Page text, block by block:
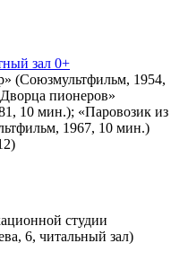
зал 0+
(Союзмультфильм, 1954,
пионеров»
10 мин.); «Паровозик из
1967, 10 мин.)
студии
6, читальный зал)